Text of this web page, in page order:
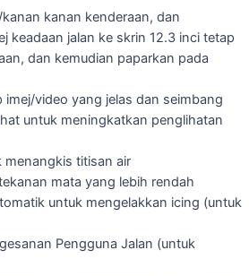
kanan kenderaan, dan
keadaan jalan ke skrin 12.3 inci tetap
dan kemudian paparkan pada
video yang jelas dan seimbang
untuk meningkatkan penglihatan
menangkis titisan air
mata yang lebih rendah
untuk mengelakkan icing (untuk
Pengguna Jalan (untuk